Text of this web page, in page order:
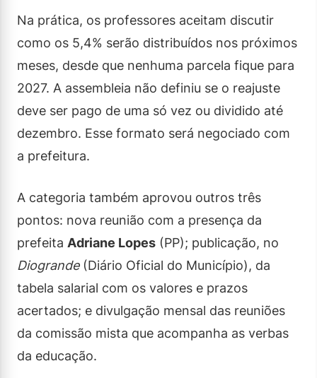
Na prática, os professores aceitam discutir
como os 5,4% serão distribuídos nos próximos
meses, desde que nenhuma parcela fique para
2027. A assembleia não definiu se o reajuste
deve ser pago de uma só vez ou dividido até
dezembro. Esse formato será negociado com
a prefeitura.
A categoria também aprovou outros três
pontos: nova reunião com a presença da
prefeita Adriane Lopes (PP); publicação, no
Diogrande(Diário Oficial do Município), da
tabela salarial com os valores e prazos
acertados; e divulgação mensal das reuniões
da comissão mista que acompanha as verbas
da educação.